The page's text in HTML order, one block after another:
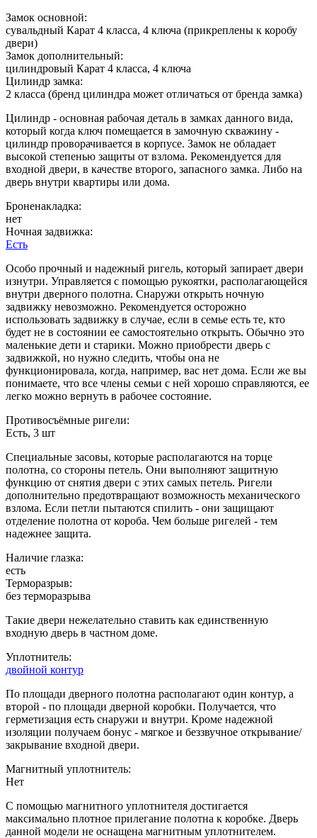
Замок основной:
сувальдный Карат 4 класса, 4 ключа (прикреплены к коробу
двери)
Замок дополнительный:
цилиндровый Карат 4 класса, 4 ключа
Цилиндр замка:
2 класса (бренд цилиндра может отличаться от бренда замка)
Цилиндр - основная рабочая деталь в замках данного вида,
который когда ключ помещается в замочную скважину -
цилиндр проворачивается в корпусе. Замок не обладает
высокой степенью защиты от взлома. Рекомендуется для
входной двери, в качестве второго, запасного замка. Либо на
дверь внутри квартиры или дома.
Броненакладка:
нет
Ночная задвижка:
Есть
Особо прочный и надежный ригель, который запирает двери
изнутри. Управляется с помощью рукоятки, располагающейся
внутри дверного полотна. Снаружи открыть ночную
задвижку невозможно. Рекомендуется осторожно
использовать задвижку в случае, если в семье есть те, кто
будет не в состоянии ее самостоятельно открыть. Обычно это
маленькие дети и старики. Можно приобрести дверь с
задвижкой, но нужно следить, чтобы она не
функционировала, когда, например, вас нет дома. Если же вы
понимаете, что все члены семьи с ней хорошо справляются, ее
легко можно вернуть в рабочее состояние.
Противосъёмные ригели:
Есть, 3 шт
Специальные засовы, которые располагаются на торце
полотна, со стороны петель. Они выполняют защитную
функцию от снятия двери с этих самых петель. Ригели
дополнительно предотвращают возможность механического
взлома. Если петли пытаются спилить - они защищают
отделение полотна от короба. Чем больше ригелей - тем
надежнее защита.
Наличие глазка:
есть
Терморазрыв:
без терморазрыва
Такие двери нежелательно ставить как единственную
входную дверь в частном доме.
Уплотнитель:
двойной контур
По площади дверного полотна располагают один контур, а
второй - по площади дверной коробки. Получается, что
герметизация есть снаружи и внутри. Кроме надежной
изоляции получаем бонус - мягкое и беззвучное открывание/
закрывание входной двери.
Магнитный уплотнитель:
Нет
С помощью магнитного уплотнителя достигается
максимально плотное прилегание полотна к коробке. Дверь
данной модели не оснащена магнитным уплотнителем.